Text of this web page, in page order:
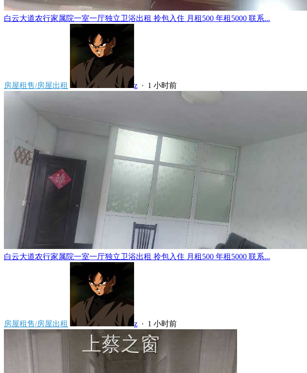
白云大道农行家属院一室一厅独立卫浴出租 拎包入住 月租500 年租5000 联系...
房屋租售/房屋出租 z · 1 小时前
白云大道农行家属院一室一厅独立卫浴出租 拎包入住 月租500 年租5000 联系...
房屋租售/房屋出租 z · 1 小时前